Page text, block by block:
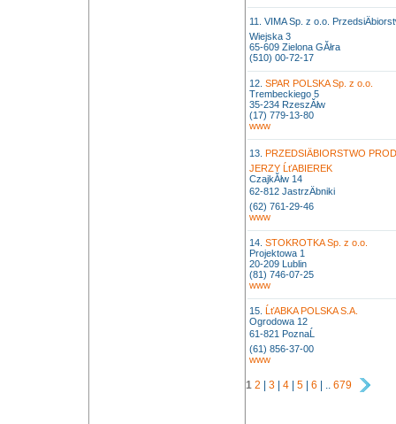
11. VIMA Sp. z o.o.
Wiejska 3
65-609 Zielona GĂłra
(510) 00-72-17
12. SPAR POLSKA Sp. z o.o.
Trembeckiego 5
35-234 RzeszĂłw
(17) 779-13-80
www
13. PRZEDSIÄBIORSTWO
JERZY ĹťABIEREK
CzajkĂłw 14
62-812 JastrzÄbniki
(62) 761-29-46
www
14. STOKROTKA Sp. z o.o.
Projektowa 1
20-209 Lublin
(81) 746-07-25
www
15. ĹťABKA POLSKA S.A.
Ogrodowa 12
61-821 PoznaĹ
(61) 856-37-00
www
1 2 | 3 | 4 | 5 | 6 | .. 679